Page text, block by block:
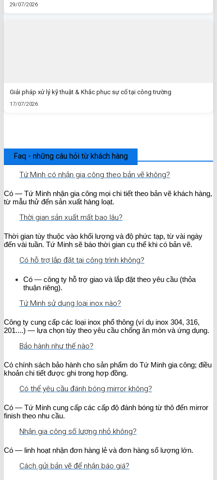
29/07/2026
Giải pháp xử lý kỹ thuật & Khắc phục sự cố tại công trường
17/07/2026
Faq - những câu hỏi từ khách hàng
Tứ Minh có nhận gia công theo bản vẽ không?
Có — Tứ Minh nhận gia công mọi chi tiết theo bản vẽ khách hàng,
từ mẫu thử đến sản xuất hàng loạt.
Thời gian sản xuất mất bao lâu?
Thời gian tùy thuộc vào khối lượng và độ phức tạp, từ vài ngày
đến vài tuần. Tứ Minh sẽ báo thời gian cụ thể khi có bản vẽ.
Có hỗ trợ lắp đặt tại công trình không?
Có — công ty hỗ trợ giao và lắp đặt theo yêu cầu (thỏa
thuận riêng).
Tứ Minh sử dụng loại inox nào?
Công ty cung cấp các loại inox phổ thông (ví dụ inox 304, 316,
201....) — lựa chọn tùy theo yêu cầu chống ăn mòn và ứng dụng.
Bảo hành như thế nào?
Có chính sách bảo hành cho sản phẩm do Tứ Minh gia công; điều
khoản chi tiết được ghi trong hợp đồng.
Có thể yêu cầu đánh bóng mirror không?
Có — Tứ Minh cung cấp các cấp độ đánh bóng từ thô đến mirror
finish theo nhu cầu.
Nhận gia công số lượng nhỏ không?
Có — linh hoạt nhận đơn hàng lẻ và đơn hàng số lượng lớn.
Cách gửi bản vẽ để nhận báo giá?